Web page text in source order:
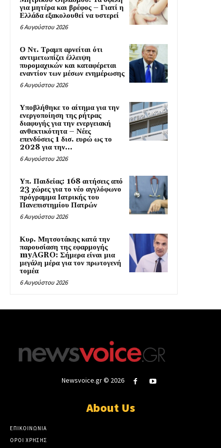
για μητέρα και βρέφος – Γιατί η
Ελλάδα εξακολουθεί να υστερεί
6 Αυγούστου 2026
Ο Ντ. Τραμπ αρνείται ότι
αντιμετωπίζει έλλειψη
πυρομαχικών και καταφέρεται
εναντίον των μέσων ενημέρωσης
6 Αυγούστου 2026
Υποβλήθηκε το αίτημα για την
ενεργοποίηση της ρήτρας
διαφυγής για την ενεργειακή
ανθεκτικότητα – Νέες
επενδύσεις 1 δισ. ευρώ ως το
2028 για την...
6 Αυγούστου 2026
Υπ. Παιδείας: 168 αιτήσεις από
23 χώρες για το νέο αγγλόφωνο
πρόγραμμα Ιατρικής του
Πανεπιστημίου Πατρών
6 Αυγούστου 2026
Κυρ. Μητσοτάκης κατά την
παρουσίαση της εφαρμογής
myAGRO: Σήμερα είναι μια
μεγάλη μέρα για τον πρωτογενή
τομέα
6 Αυγούστου 2026
Newsvoice.gr © 2026
About Us
ΕΠΙΚΟΙΝΩΝΙΑ
ΟΡΟΙ ΧΡΗΣΗΣ